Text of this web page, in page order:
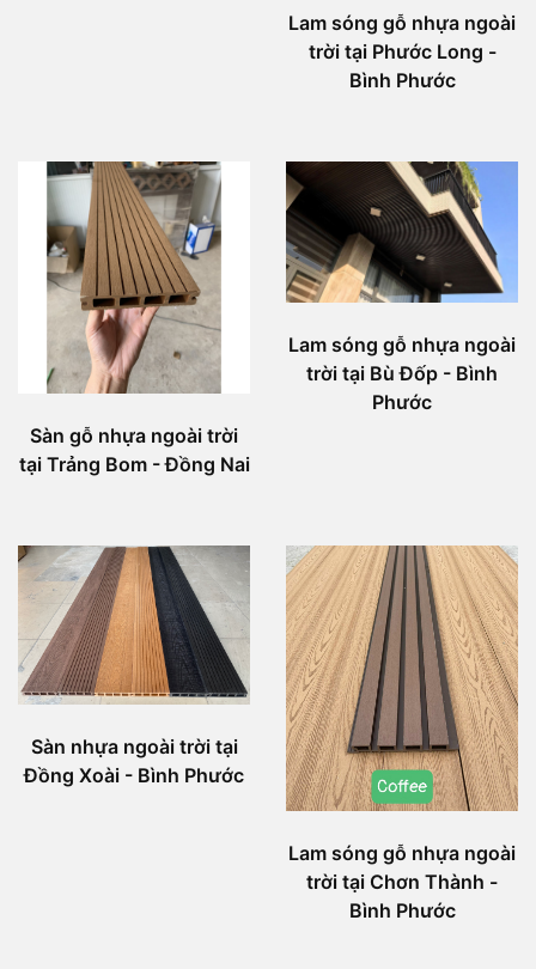
Lam sóng gỗ nhựa ngoài
trời tại Phước Long -
Bình Phước
Sàn gỗ nhựa ngoài trời
tại Trảng Bom - Đồng Nai
Lam sóng gỗ nhựa ngoài
trời tại Bù Đốp - Bình
Phước
Sàn nhựa ngoài trời tại
Đồng Xoài - Bình Phước
Lam sóng gỗ nhựa ngoài
trời tại Chơn Thành -
Bình Phước